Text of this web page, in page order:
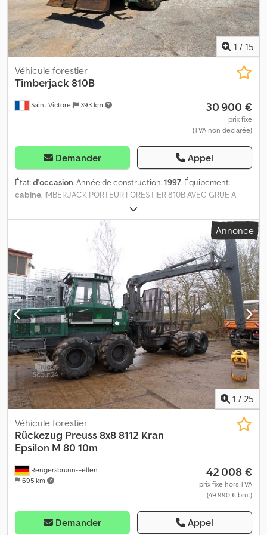
1 / 15
Saint Victoret 393 km
Véhicule forestier
Timberjack810B
30 900 €
prix fixe
(TVA non déclarée)
Demander Appel
État:d'occasion, Année de construction:1997, Équipement:
cabine, IMBERJACK PORTEUR FORESTIER 810B AVEC GRUE A
GRAPPIN PIVOTABLE 20000 heures ?? ????? ??-????? WE SPEAK
ENGLISH WIR SPRECHEN DEUTSCH HABLAMOS ESPAÑOL Portée:
10m Cedpfxezk Rlio Aqxeha Grappin: SUPER GRIP 260 Délai de
Annonce
1 / 25
Rengersbrunn-Fellen
695 km
Véhicule forestier
Rückezug Preuss 8x8 8112 Kran
Epsilon M 80 10m
42 008 €
prix fixe hors TVA
(49 990 € brut)
Demander Appel